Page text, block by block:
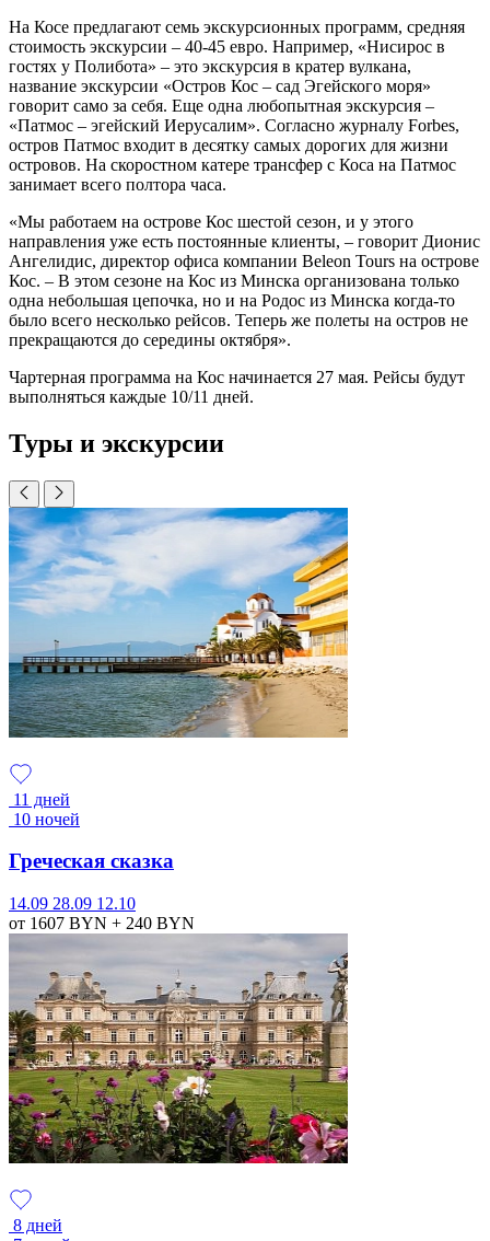
На Косе предлагают семь экскурсионных программ, средняя
стоимость экскурсии – 40-45 евро. Например, «Нисирос в
гостях у Полибота» – это экскурсия в кратер вулкана,
название экскурсии «Остров Кос – сад Эгейского моря»
говорит само за себя. Еще одна любопытная экскурсия –
«Патмос – эгейский Иерусалим». Согласно журналу Forbes,
остров Патмос входит в десятку самых дорогих для жизни
островов. На скоростном катере трансфер с Коса на Патмос
занимает всего полтора часа.
«Мы работаем на острове Кос шестой сезон, и у этого
направления уже есть постоянные клиенты, – говорит Дионис
Ангелидис, директор офиса компании Beleon Tours на острове
Кос. – В этом сезоне на Кос из Минска организована только
одна небольшая цепочка, но и на Родос из Минска когда-то
было всего несколько рейсов. Теперь же полеты на остров не
прекращаются до середины октября».
Чартерная программа на Кос начинается 27 мая. Рейсы будут
выполняться каждые 10/11 дней.
Туры и экскурсии
11 дней
10 ночей
Греческая сказка
14.09 28.09 12.10
от 1607 BYN + 240 BYN
8 дней